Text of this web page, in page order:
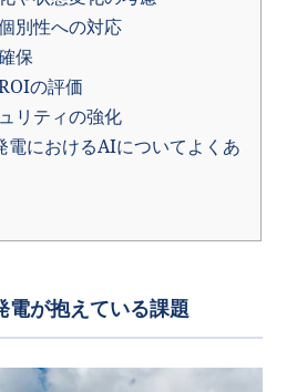
別性への対応
保
の評価
リティの強化
電におけるAIについてよくあ
電が抱えている課題